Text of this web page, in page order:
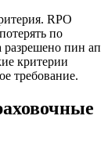
RPO
по
разрешено пин ап
критерии
требование.